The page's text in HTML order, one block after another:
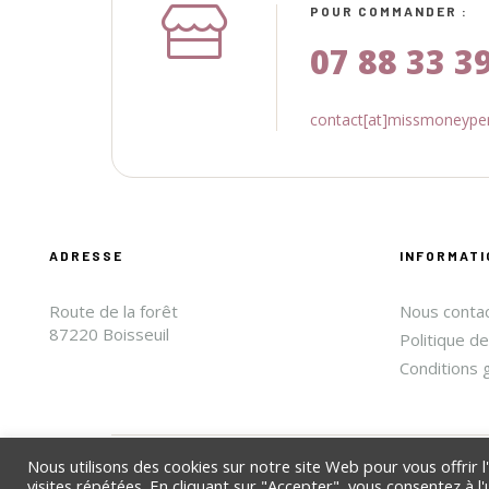
POUR COMMANDER :
07 88 33
ADRESSE
Route de la forêt
87220 Boisseuil
Nous
Politique
Conditions
Nous utilisons des cookies sur notre site Web pour vous